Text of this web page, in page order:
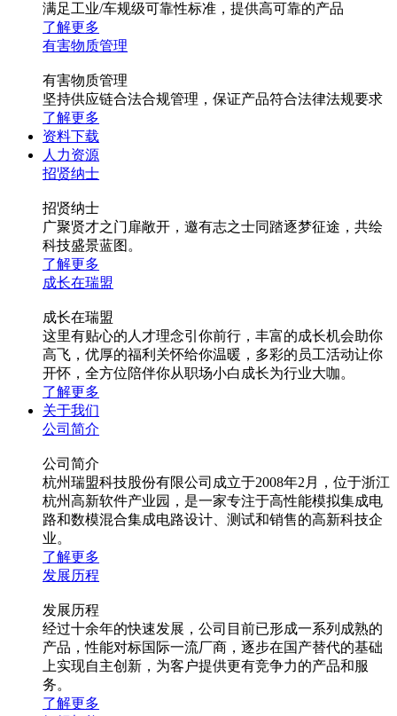
满足工业/车规级可靠性标准，提供高可靠的产品
了解更多
有害物质管理
有害物质管理
坚持供应链合法合规管理，保证产品符合法律法规要求
了解更多
资料下载
人力资源
招贤纳士
招贤纳士
广聚贤才之门扉敞开，邀有志之士同踏逐梦征途，共绘
科技盛景蓝图。
了解更多
成长在瑞盟
成长在瑞盟
这里有贴心的人才理念引你前行，丰富的成长机会助你
高飞，优厚的福利关怀给你温暖，多彩的员工活动让你
开怀，全方位陪伴你从职场小白成长为行业大咖。
了解更多
关于我们
公司简介
公司简介
杭州瑞盟科技股份有限公司成立于2008年2月，位于浙江
杭州高新软件产业园，是一家专注于高性能模拟集成电
路和数模混合集成电路设计、测试和销售的高新科技企
业。
了解更多
发展历程
发展历程
经过十余年的快速发展，公司目前已形成一系列成熟的
产品，性能对标国际一流厂商，逐步在国产替代的基础
上实现自主创新，为客户提供更有竞争力的产品和服
务。
了解更多